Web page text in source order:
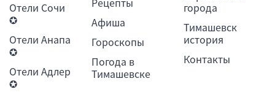
Отели Сочи
✪
Отели Анапа
✪
Отели Адлер
✪
Афиша
Гороскопы
Погода в
Тимашевске
города
Тимашевск
история
Контакты